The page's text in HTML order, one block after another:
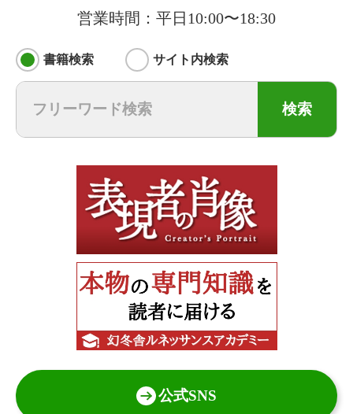
営業時間：平日10:00〜18:30
書籍検索 サイト内検索
検索
公式SNS